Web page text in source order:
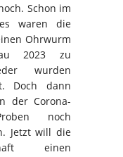
Schon im
waren die
Ohrwurm
2023 zu
wurden
Doch dann
der Corona-
noch
Jetzt will die
einen